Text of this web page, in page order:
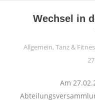
Wechsel in
Allgemein, Tanz &
Am